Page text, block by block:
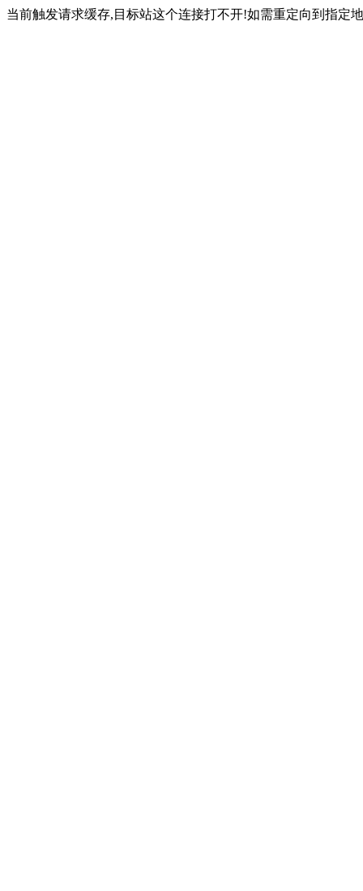
当前触发请求缓存,目标站这个连接打不开!如需重定向到指定